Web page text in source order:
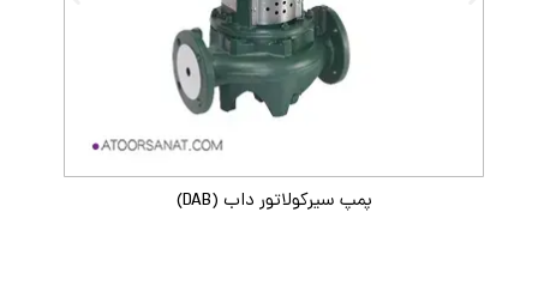
پمپ سیرکولاتور داب (DAB)